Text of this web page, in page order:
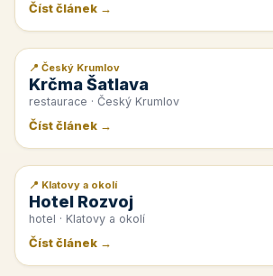
Číst článek →
📰 PR článek
📍 Český Krumlov
Krčma Šatlava
restaurace · Český Krumlov
Číst článek →
📰 PR článek
📍 Klatovy a okolí
Hotel Rozvoj
hotel · Klatovy a okolí
Číst článek →